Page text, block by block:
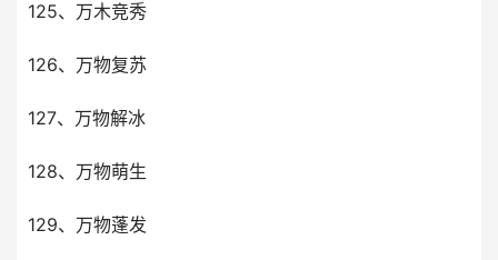
125、万木竞秀
126、万物复苏
127、万物解冰
128、万物萌生
129、万物蓬发